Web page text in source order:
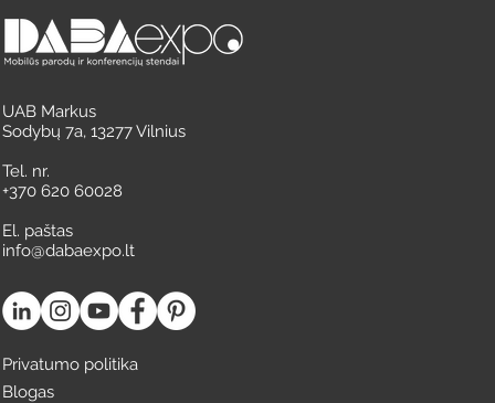
UAB Markus
Sodybų 7a, 13277 Vilnius
Tel. nr.
+370 620 60028
El. paštas
info@dabaexpo.lt
Privatumo politika
Blogas